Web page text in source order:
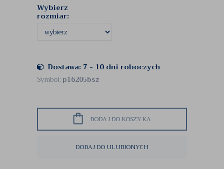
Wybierz
rozmiar:
Dostawa: 7 - 10 dni roboczych
Symbol:p16205bsz
DODAJ DO KOSZYKA
DODAJ DO ULUBIONYCH